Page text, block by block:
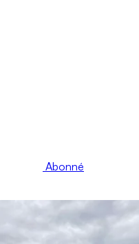
Abonné